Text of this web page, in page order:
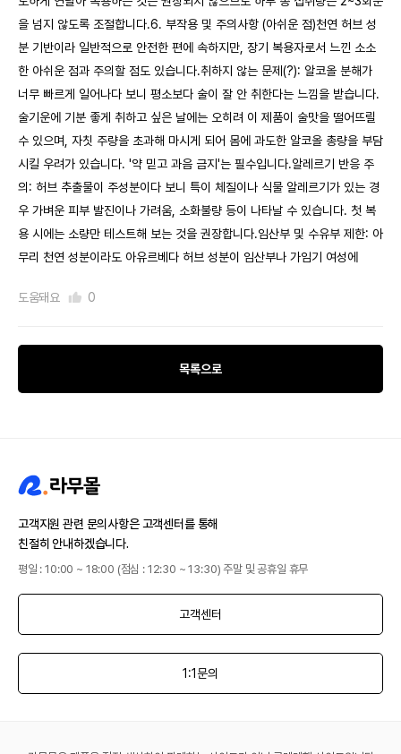
을 넘지 않도록 조절합니다.6. 부작용 및 주의사항 (아쉬운 점)천연 허브 성
분 기반이라 일반적으로 안전한 편에 속하지만, 장기 복용자로서 느낀 소소
한 아쉬운 점과 주의할 점도 있습니다.취하지 않는 문제(?): 알코올 분해가
너무 빠르게 일어나다 보니 평소보다 술이 잘 안 취한다는 느낌을 받습니다.
술기운에 기분 좋게 취하고 싶은 날에는 오히려 이 제품이 술맛을 떨어뜨릴
수 있으며, 자칫 주량을 초과해 마시게 되어 몸에 과도한 알코올 총량을 부담
시킬 우려가 있습니다. '약 믿고 과음 금지'는 필수입니다.알레르기 반응 주
의: 허브 추출물이 주성분이다 보니 특이 체질이나 식물 알레르기가 있는 경
우 가벼운 피부 발진이나 가려움, 소화불량 등이 나타날 수 있습니다. 첫 복
용 시에는 소량만 테스트해 보는 것을 권장합니다.임산부 및 수유부 제한: 아
무리 천연 성분이라도 아유르베다 허브 성분이 임산부나 가임기 여성에
도움돼요 0
목록으로
고객지원 관련 문의사항은 고객센터를 통해
친절히 안내하겠습니다.
평일 : 10:00 ~ 18:00 (점심 : 12:30 ~ 13:30) 주말 및 공휴일 휴무
고객센터
1:1문의